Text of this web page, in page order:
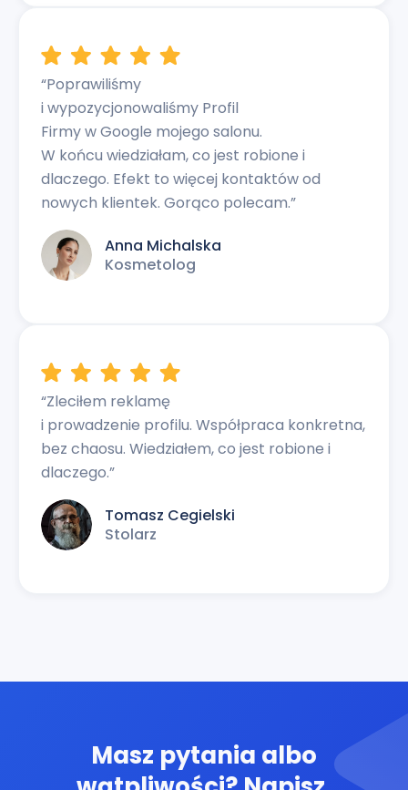
“Poprawiliśmy
i wypozycjonowaliśmy Profil
Firmy w Google mojego salonu.
W końcu wiedziałam, co jest robione i
dlaczego. Efekt to więcej kontaktów od
nowych klientek. Gorąco polecam.”
Anna Michalska
Kosmetolog
“Zleciłem reklamę
i prowadzenie profilu. Współpraca konkretna,
bez chaosu. Wiedziałem, co jest robione i
dlaczego.”
Tomasz Cegielski
Stolarz
Masz pytania albo